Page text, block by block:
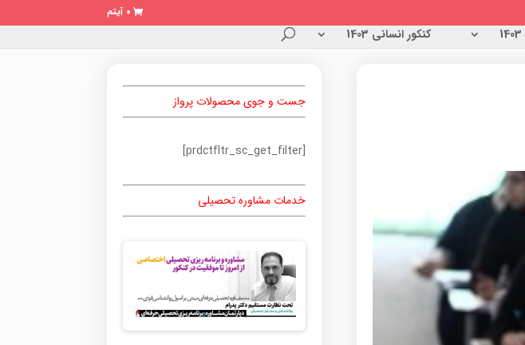
0 آیتم
کنکور انسانی 1403
جست و جوی محصولات پرواز
[prdctfltr_sc_get_filter]
خدمات مشاوره تحصیلی